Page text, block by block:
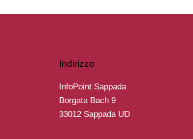
Indirizzo
InfoPoint Sappada
Borgata Bach 9
33012 Sappada UD